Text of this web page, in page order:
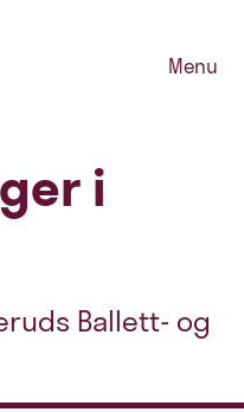
Menu
i
Ballett- og